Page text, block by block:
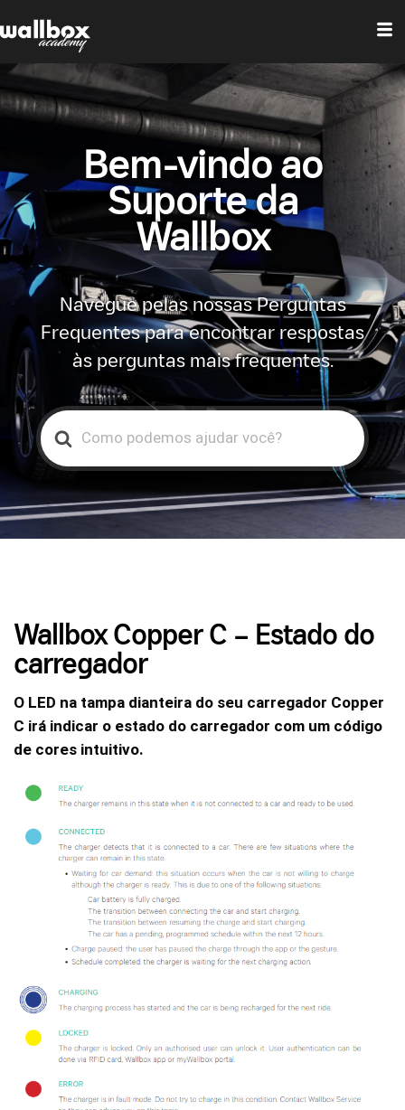
Bem-vindo ao
Suporte da
Wallbox
Navegue pelas nossas Perguntas
Frequentes para encontrar respostas
às perguntas mais frequentes.
Search
For
Wallbox Copper C – Estado do
carregador
O LED na tampa dianteira do seu carregador Copper
C irá indicar o estado do carregador com um código
de cores intuitivo.